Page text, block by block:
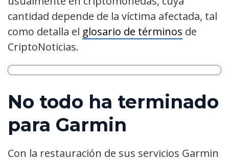
cantidad depende de la víctima afectada, tal
como detalla el glosario de términos de
CriptoNoticias.
No todo ha terminado
para Garmin
Con la restauración de sus servicios Garmin